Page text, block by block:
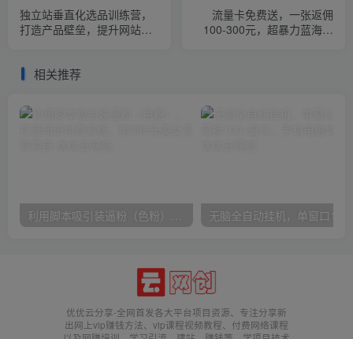
独立站垂直化选品训练营，
打造产品壁垒，提升网站利
流量卡免费送，一张返佣
100-300元，超暴力蓝海项
相关推荐
优优云分享-全网首发各大平台项目资源、专注分享新
出网上vip赚钱方法、vip课程视频教程、付费网络课程